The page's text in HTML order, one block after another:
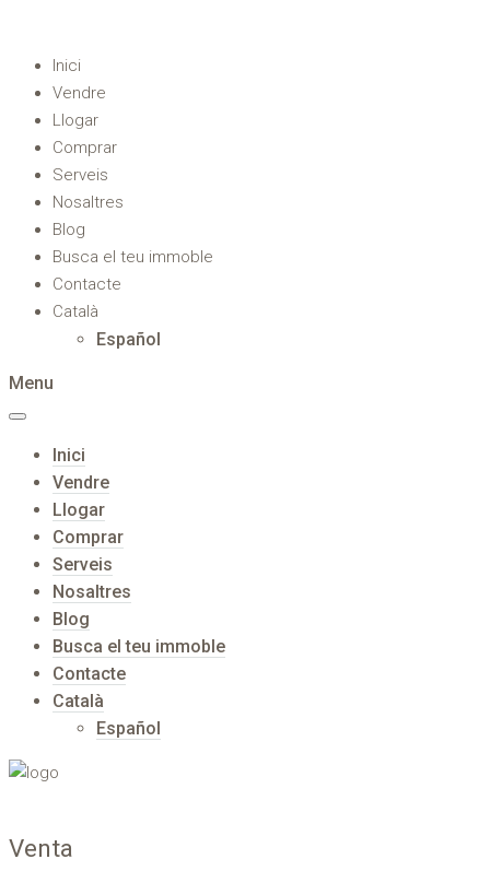
Inici
Vendre
Llogar
Comprar
Serveis
Nosaltres
Blog
Busca el teu immoble
Contacte
Català
Español
Menu
Inici
Vendre
Llogar
Comprar
Serveis
Nosaltres
Blog
Busca el teu immoble
Contacte
Català
Español
Venta